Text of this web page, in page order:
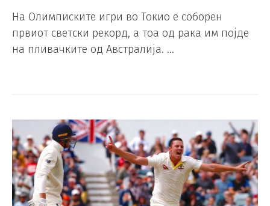
На Олимписките игри во Токио е соборен
првиот светски рекорд, а тоа од рака им појде
на пливачките од Австралија. …